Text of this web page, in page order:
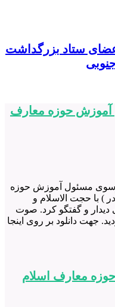
ستاد بزرگداشت
آموزش حوزه معارف
مسئول آموزش حوزه
)‌ با حجت الاسلام و
دیدار و گفتگو کرد. صوت
جهت دانلود بر روی اینجا
معارف اسلام